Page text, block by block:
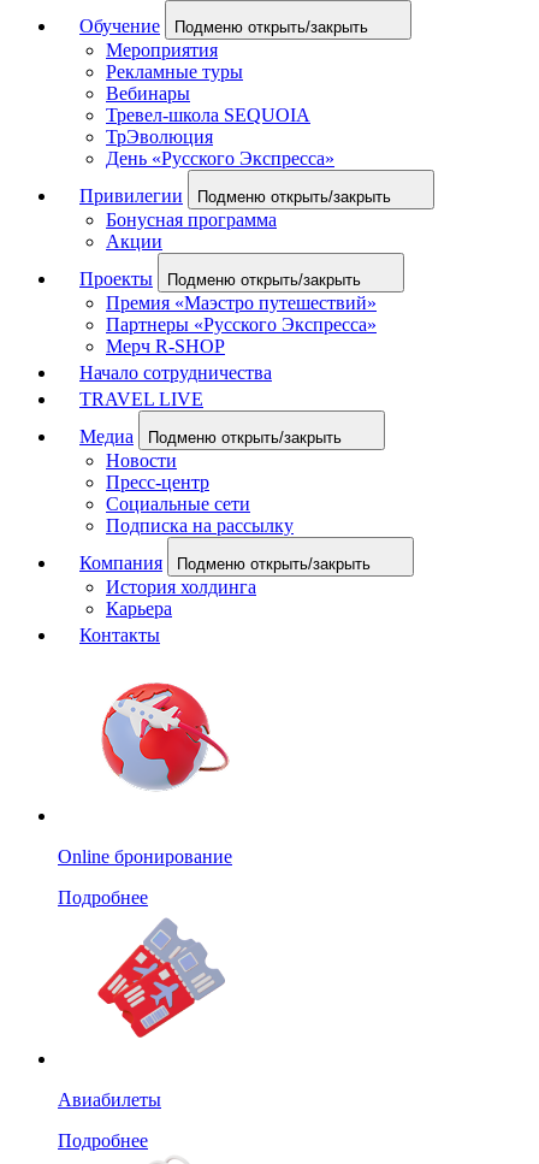
Обучение
Подменю открыть/закрыть
Мероприятия
Рекламные туры
Вебинары
Тревел-школа SEQUOIA
ТрЭволюция
День «Русского Экспресса»
Привилегии
Подменю открыть/закрыть
Бонусная программа
Акции
Проекты
Подменю открыть/закрыть
Премия «Маэстро путешествий»
Партнеры «Русского Экспресса»
Мерч R-SHOP
Начало сотрудничества
TRAVEL LIVE
Медиа
Подменю открыть/закрыть
Новости
Пресс-центр
Социальные сети
Подписка на рассылку
Компания
Подменю открыть/закрыть
История холдинга
Карьера
Контакты
Online бронирование
Подробнее
Авиабилеты
Подробнее